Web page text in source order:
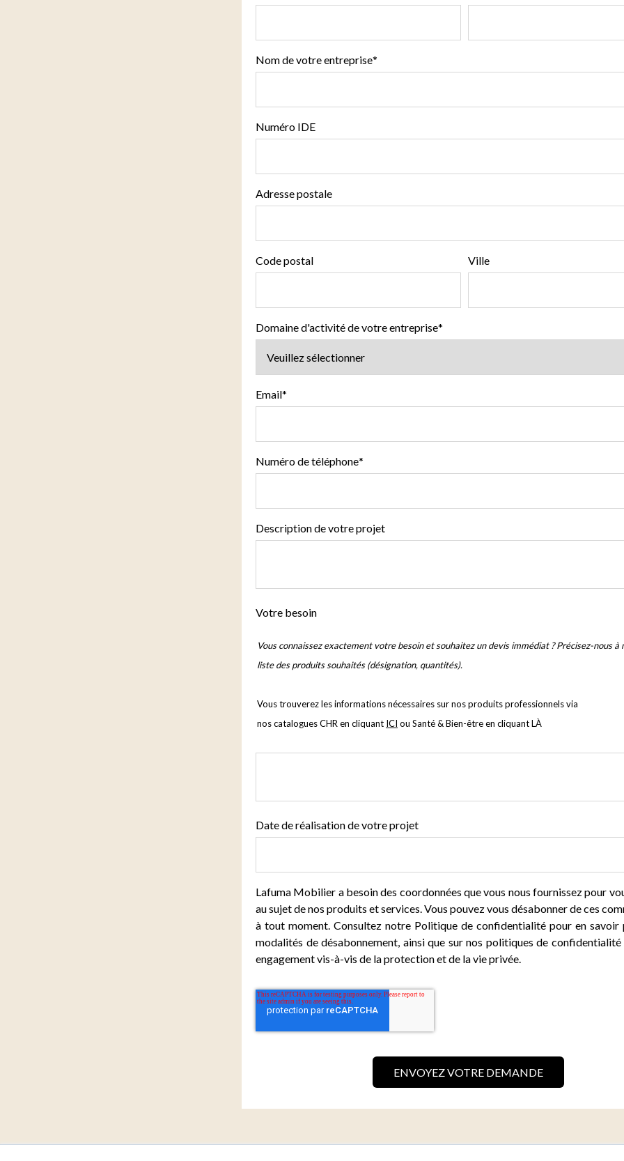
Nom de votre entreprise*
Numéro IDE
Adresse postale
Code postal Ville
Domaine d'activité de votre entreprise*
Email*
Numéro de téléphone*
Description de votre projet
Votre besoin
Vous connaissez exactement votre besoin et souhaitez un devis immédiat ? Précisez-nous à
liste des produits souhaités (désignation, quantités).
Vous trouverez les informations nécessaires sur nos produits professionnels via
nos catalogues CHR en cliquant ICI ou Santé & Bien-être en cliquantLÀ
Date de réalisation de votre projet
Lafuma Mobilier a besoin des coordonnées que vous nous fournissez pour
au sujet de nos produits et services. Vous pouvez vous désabonner de ces
à tout moment. Consultez notre Politique de confidentialité pour en savoir
modalités de désabonnement, ainsi que sur nos politiques de
engagement vis-à-vis de la protection et de la vie privée.